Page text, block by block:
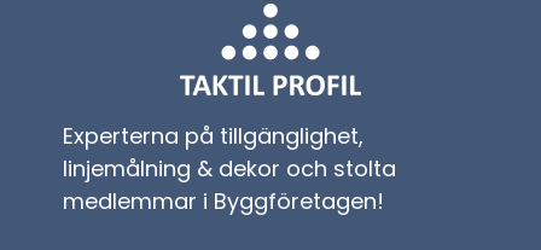
Experterna på tillgänglighet,
linjemålning & dekor och stolta
medlemmar i Byggföretagen!